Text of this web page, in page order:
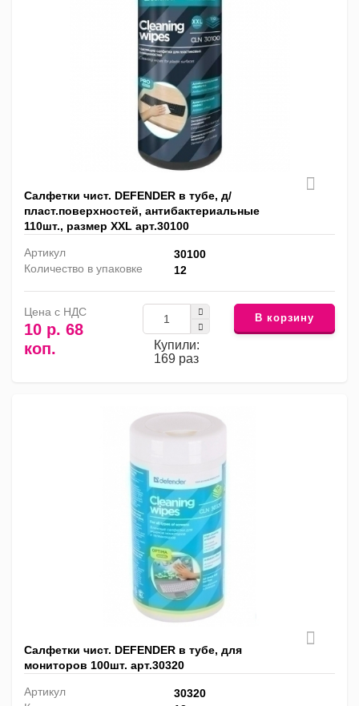
Салфетки чист. DEFENDER в тубе, д/
пласт.поверхностей, антибактериальные
110шт., размер XXL арт.30100
Артикул
30100
Количество в упаковке
12
Цена с НДС
10 р. 68
коп.
Купили:
169 раз
В корзину
Салфетки чист. DEFENDER в тубе, для
мониторов 100шт. арт.30320
Артикул
30320